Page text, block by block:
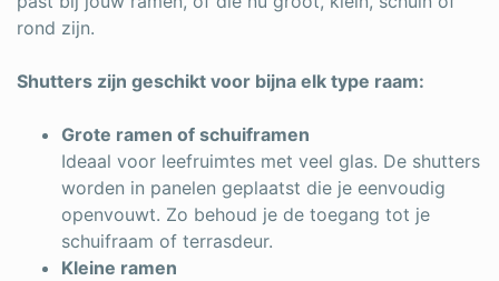
rond zijn.
Shutters zijn geschikt voor bijna elk type raam:
Grote ramen of schuiframen
Ideaal voor leefruimtes met veel glas. De shutters
worden in panelen geplaatst die je eenvoudig
openvouwt. Zo behoud je de toegang tot je
schuifraam of terrasdeur.
Kleine ramen